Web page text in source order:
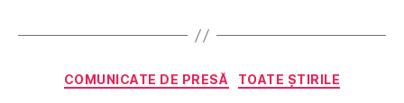
Categorii
COMUNICATE DE PRESĂ TOATE ȘTIRILE